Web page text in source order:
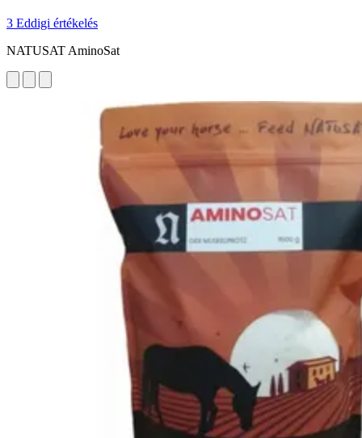
3 Eddigi értékelés
NATUSAT AminoSat